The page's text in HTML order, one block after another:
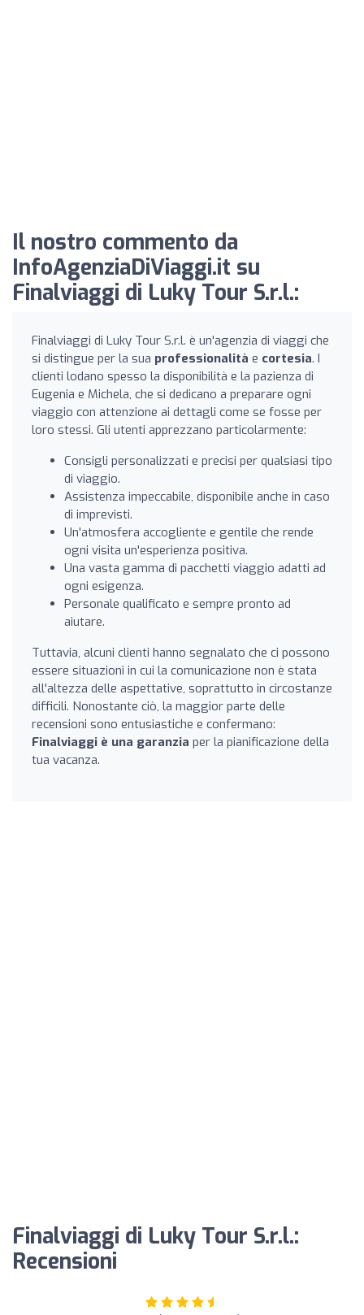
Il nostro commento da
InfoAgenziaDiViaggi.it su
Finalviaggi di Luky Tour S.r.l.:
Finalviaggi di Luky Tour S.r.l. è un'agenzia di viaggi che
si distingue per la sua professionalità e cortesia. I
clienti lodano spesso la disponibilità e la pazienza di
Eugenia e Michela, che si dedicano a preparare ogni
viaggio con attenzione ai dettagli come se fosse per
loro stessi. Gli utenti apprezzano particolarmente:
Consigli personalizzati e precisi per qualsiasi tipo
di viaggio.
Assistenza impeccabile, disponibile anche in caso
di imprevisti.
Un'atmosfera accogliente e gentile che rende
ogni visita un'esperienza positiva.
Una vasta gamma di pacchetti viaggio adatti ad
ogni esigenza.
Personale qualificato e sempre pronto ad
aiutare.
Tuttavia, alcuni clienti hanno segnalato che ci possono
essere situazioni in cui la comunicazione non è stata
all'altezza delle aspettative, soprattutto in circostanze
difficili. Nonostante ciò, la maggior parte delle
recensioni sono entusiastiche e confermano:
Finalviaggi è una garanzia per la pianificazione della
tua vacanza.
Finalviaggi di Luky Tour S.r.l.:
Recensioni